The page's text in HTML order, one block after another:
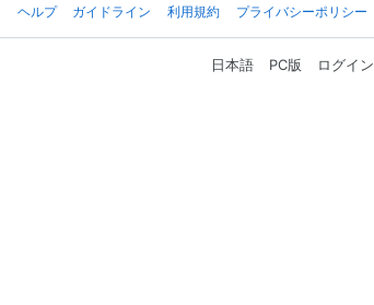
ヘルプ
ガイドライン 利用規約 プライバシーポリシー
日本語 PC版 ログイン